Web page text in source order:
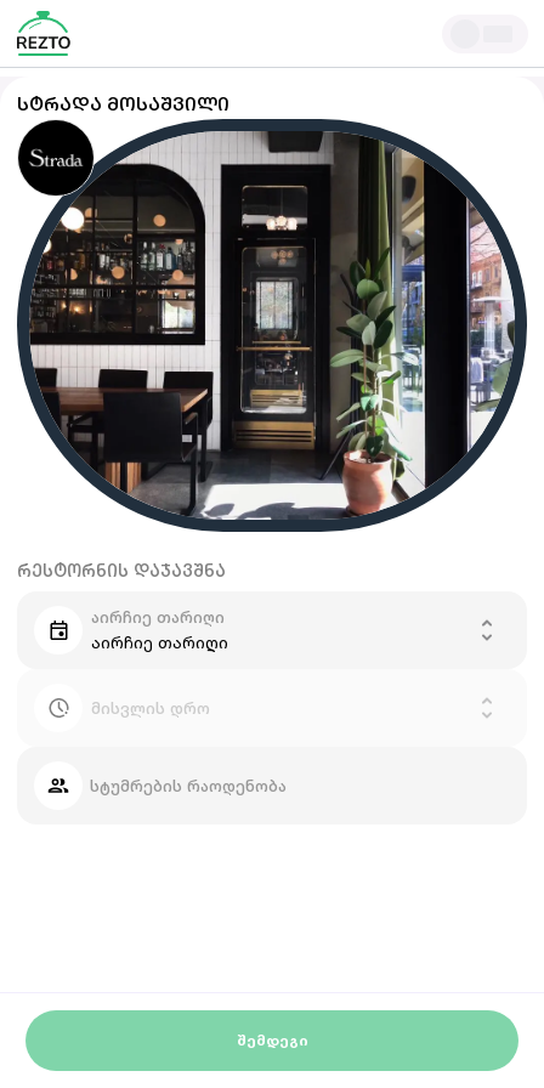
ᲡᲢᲠᲐᲓᲐ ᲛᲝᲡᲐᲨᲕᲘᲚᲘ
ᲠᲔᲡᲢᲝᲠᲜᲘᲡ ᲓᲐᲯᲐᲕᲨᲜᲐ
აირჩიე თარიღი
აირჩიე თარიღი
მისვლის დრო
სტუმრების რაოდენობა
ᲨᲔᲛᲓᲔᲒᲘ